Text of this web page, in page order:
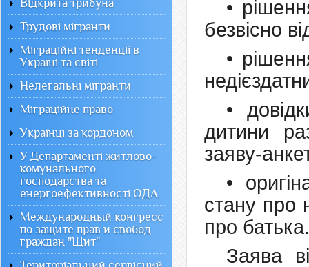
•
безвісно
•
•
дитини
заяву-
•
стану про
про батька.
Заява
Відкрита трибуна
Трудові мігранти
Міграційні тенденції в
Україні та світі
Нелегальні мігранти
Міграційне право
Українці за кордоном
У Департаменті житлово-
комунального
господарства та
енергоефективності ОДА
Международный конгресс
по защите прав и свобод
граждан "Щит"